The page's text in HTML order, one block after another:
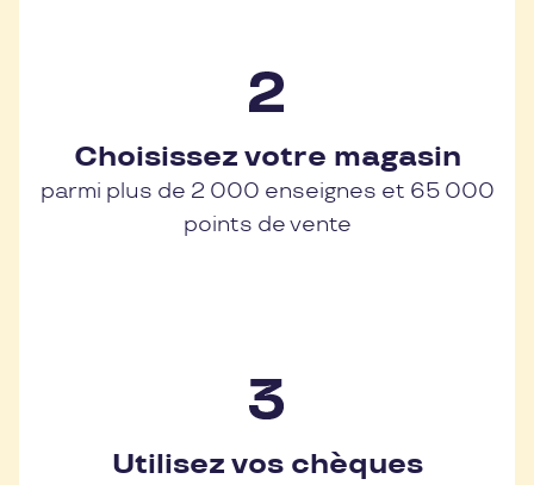
Choisissez votre magasin
parmi plus de 2 000 enseignes et 65 000
points de vente
Utilisez vos chèques